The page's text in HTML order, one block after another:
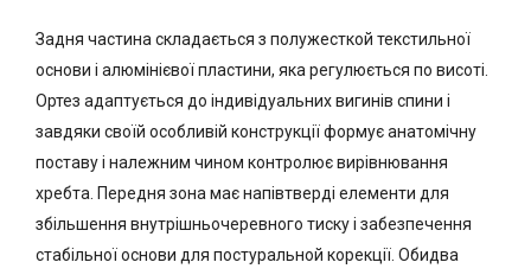
Задня частина складається з полужесткой текстильної
основи і алюмінієвої пластини, яка регулюється по висоті.
Ортез адаптується до індивідуальних вигинів спини і
завдяки своїй особливій конструкції формує анатомічну
поставу і належним чином контролює вирівнювання
хребта. Передня зона має напівтверді елементи для
збільшення внутрішньочеревного тиску і забезпечення
стабільної основи для постуральной корекції. Обидва